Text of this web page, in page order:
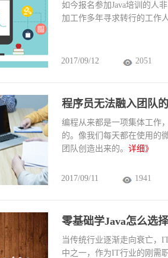
如今报名参加Java培训的人
加工作多年寻求转行的工作
2017/09/12 2051
程序员无法融入团队
编程从来都是一项集体工作
的。像我们每天都在使用的
团队创造出来的。 详细》
2017/09/11 1941
零基础学Java怎么选
当传统行业逐渐走向衰亡，
中之一，作为IT行业的刚需